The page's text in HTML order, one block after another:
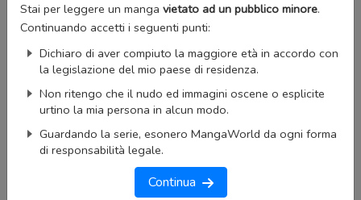
Stai per leggere un manga vietato ad un pubblico minore.
Continuando accetti i seguenti punti:
Dichiaro di aver compiuto la maggiore età in accordo con
la legislazione del mio paese di residenza.
Non ritengo che il nudo ed immagini oscene o esplicite
urtino la mia persona in alcun modo.
Guardando la serie, esonero MangaWorld da ogni forma
di responsabilità legale.
Continua